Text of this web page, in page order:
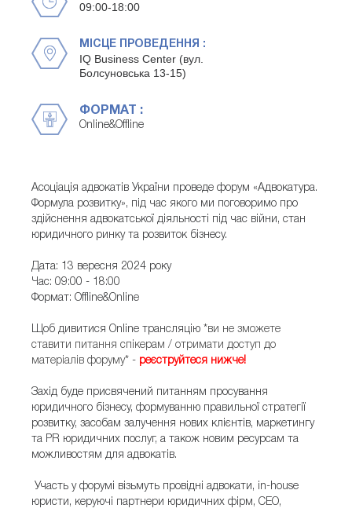
09:00-18:00
МІСЦЕ ПРОВЕДЕННЯ :
IQ Business Center (вул.
Болсуновська 13-15)
ФОРМАТ :
Online&Offline
Асоціація адвокатів України проведе форум «Адвокатура.
Формула розвитку», під час якого ми поговоримо про
здійснення адвокатської діяльності під час війни, стан
юридичного ринку та розвиток бізнесу.
Дата: 13 вересня 2024 року
Час: 09:00 - 18:00
Формат: Offline&Online
Щоб дивитися Online трансляцію *ви не зможете
ставити питання спікерам / отримати доступ до
матеріалів форуму* - реєструйтеся нижче!
Захід буде присвячений питанням просування
юридичного бізнесу, формуванню правильної стратегії
розвитку, засобам залучення нових клієнтів, маркетингу
та PR юридичних послуг, а також новим ресурсам та
можливостям для адвокатів.
Участь у форумі візьмуть провідні адвокати, in-house
юристи, керуючi партнери юридичних фірм, СЕО,